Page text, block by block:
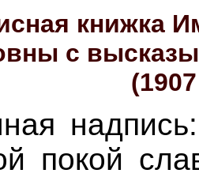
книжка
с
покой